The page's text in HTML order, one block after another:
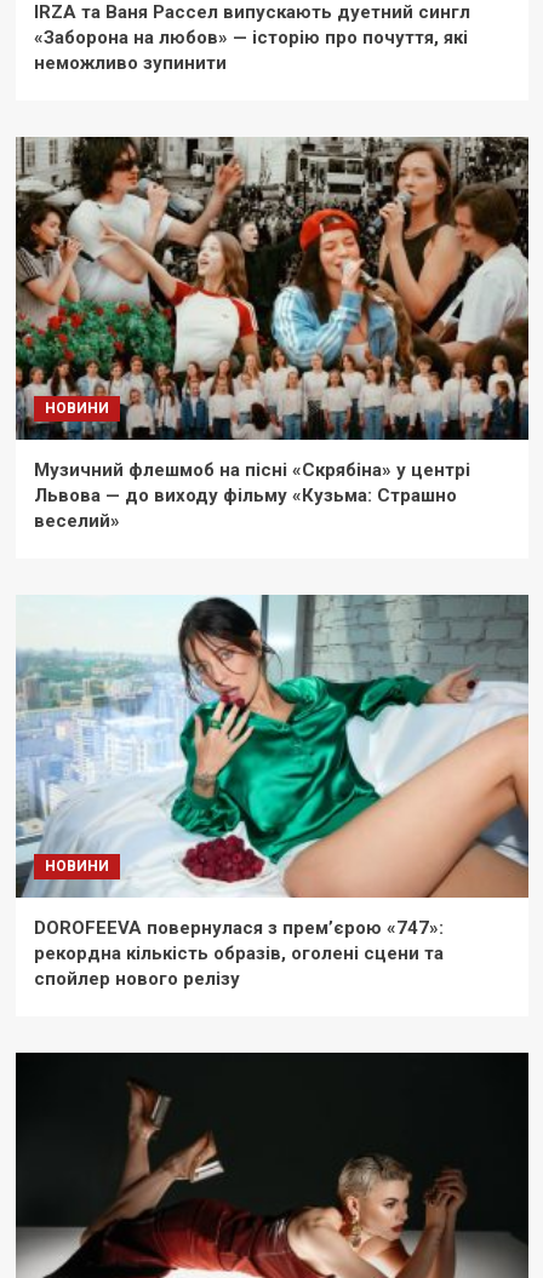
IRZA та Ваня Рассел випускають дуетний сингл
«Заборона на любов» — історію про почуття, які
неможливо зупинити
НОВИНИ
Музичний флешмоб на пісні «Скрябіна» у центрі
Львова — до виходу фільму «Кузьма: Страшно
веселий»
НОВИНИ
DOROFEEVA повернулася з прем’єрою «747»:
рекордна кількість образів, оголені сцени та
спойлер нового релізу